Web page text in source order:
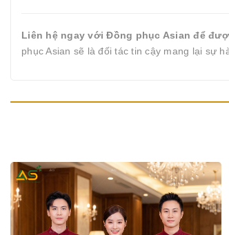
Liên hệ ngay với Đồng phục Asian để
phục Asian sẽ là đối tác tin cậy mang lại sự